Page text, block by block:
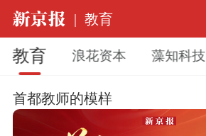
| 教育
教育 浪花资本 藻知科技
首都教师的模样